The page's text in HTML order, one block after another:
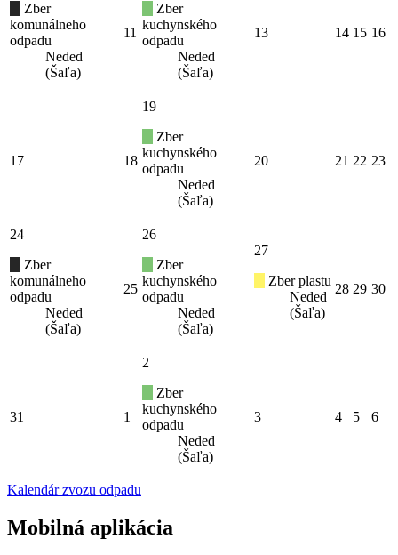
Zber
komunálneho
odpadu
Neded
(Šaľa)
11
Zber
kuchynského
odpadu
Neded
(Šaľa)
13 14 15 16
17 18
19
Zber
kuchynského
odpadu
Neded
(Šaľa)
20 21 22 23
24
Zber
komunálneho
odpadu
Neded
(Šaľa)
25
26
Zber
kuchynského
odpadu
Neded
(Šaľa)
27
Zber plastu
Neded
(Šaľa)
28 29 30
31 1
2
Zber
kuchynského
odpadu
Neded
(Šaľa)
3 4 5 6
Kalendár zvozu odpadu
Mobilná aplikácia